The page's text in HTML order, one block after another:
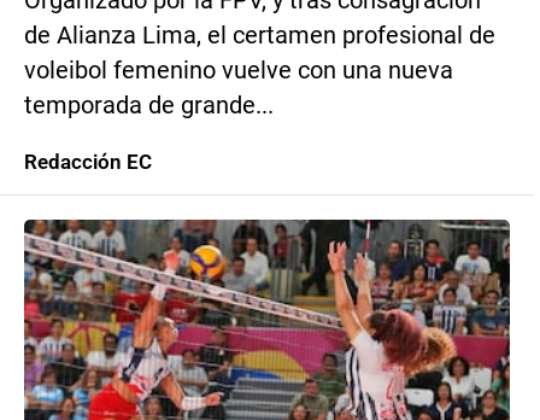
de Alianza Lima, el certamen profesional de
voleibol femenino vuelve con una nueva
temporada de grande...
Redacción EC